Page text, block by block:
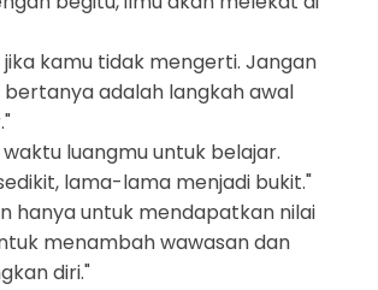
kamu tidak mengerti. Jangan
bertanya adalah langkah awal
luangmu untuk belajar.
lama-lama menjadi bukit."
hanya untuk mendapatkan nilai
menambah wawasan dan
diri."